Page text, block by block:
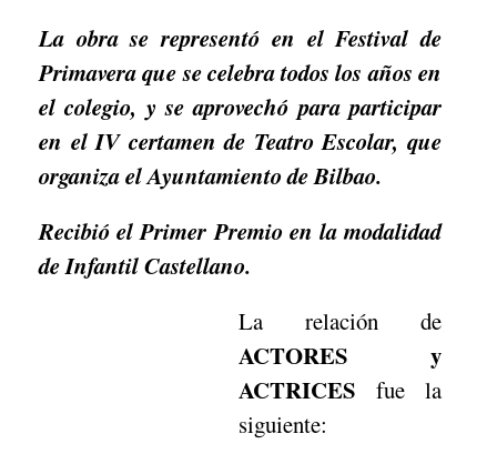
La obra se representó en el Festival de
Primavera que se celebra todos los años en
el colegio, y se aprovechó para participar
en el IV certamen de Teatro Escolar, que
organiza el Ayuntamiento de Bilbao.
Recibió el Primer Premio en la modalidad
de Infantil Castellano.
La relación de
ACTORES y
ACTRICES fue la
siguiente: